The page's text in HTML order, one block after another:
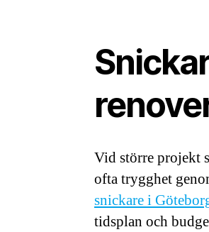
Vid större projekt
ofta trygghet
snickare i
tidsplan och